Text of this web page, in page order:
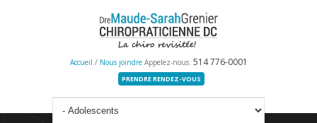
Accueil / Nous joindre Appelez-nous: 514 776-0001
PRENDRE RENDEZ-VOUS